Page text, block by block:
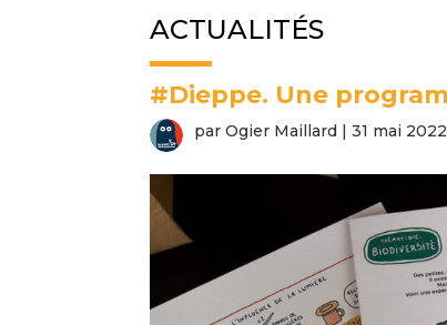
ACTUALITÉS
#Dieppe. Une
par Ogier Maillard| 31 mai 2022